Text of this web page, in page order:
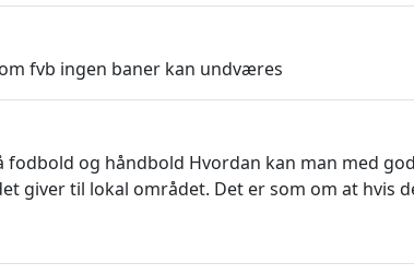
fvb ingen baner kan undværes
og håndbold Hvordan kan man med
giver til lokal området. Det er som om at